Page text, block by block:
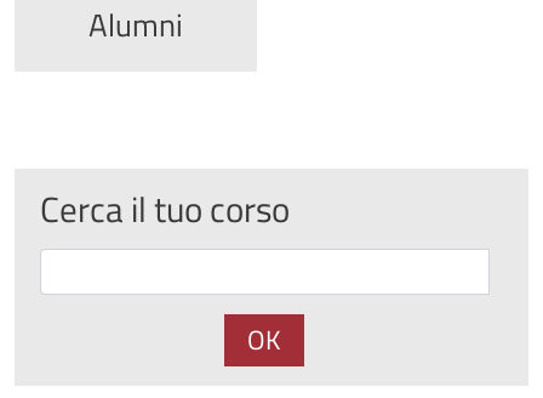
Alumni
Cerca il tuo corso
OK